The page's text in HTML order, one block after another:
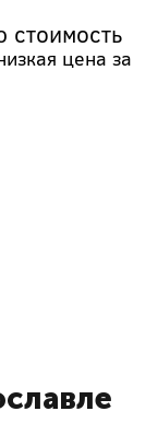
цена за